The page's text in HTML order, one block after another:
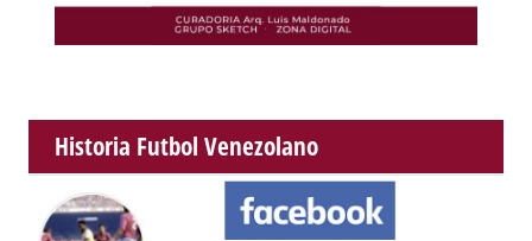
Historia Futbol Venezolano